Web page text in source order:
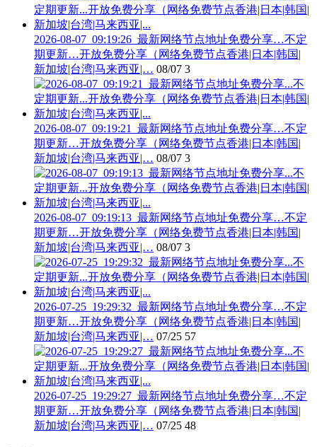
2026-08-07_09:19:26_最新网络节点地址免费分享…不定
期更新…开放免费分享（网络免费节点香港|日本|韩国|
新加坡|台湾|马来西亚|… 08/07 3
2026-08-07_09:19:21_最新网络节点地址免费分享…不定
期更新…开放免费分享（网络免费节点香港|日本|韩国|
新加坡|台湾|马来西亚|… 08/07 3
2026-08-07_09:19:13_最新网络节点地址免费分享…不定
期更新…开放免费分享（网络免费节点香港|日本|韩国|
新加坡|台湾|马来西亚|… 08/07 3
2026-07-25_19:29:32_最新网络节点地址免费分享…不定
期更新…开放免费分享（网络免费节点香港|日本|韩国|
新加坡|台湾|马来西亚|… 07/25 57
2026-07-25_19:29:27_最新网络节点地址免费分享…不定
期更新…开放免费分享（网络免费节点香港|日本|韩国|
新加坡|台湾|马来西亚|… 07/25 48